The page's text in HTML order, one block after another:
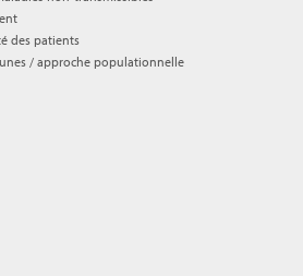
des patients
/ approche populationnelle